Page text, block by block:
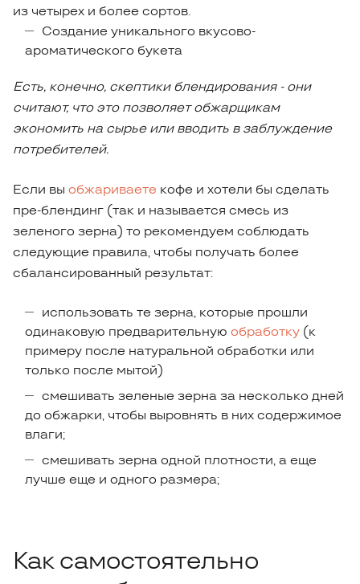
из четырех и более сортов.
Создание уникального вкусово-
ароматического букета
Есть, конечно, скептики блендирования-они
считают, что это позволяет обжарщикам
экономить на сырье или вводить в заблуждение
потребителей.
Если вы обжариваете кофе и хотели бы сделать
пре-блендинг (так и называется смесь из
зеленого зерна) то рекомендуем соблюдать
следующие правила, чтобы получать более
сбалансированный результат:
использовать те зерна, которые прошли
одинаковую предварительную обработку (к
примеру после натуральной обработки или
только после мытой)
смешивать зеленые зерна за несколько дней
до обжарки, чтобы выровнять в них содержимое
влаги;
смешивать зерна одной плотности, а еще
лучше еще и одного размера;
Как самостоятельно